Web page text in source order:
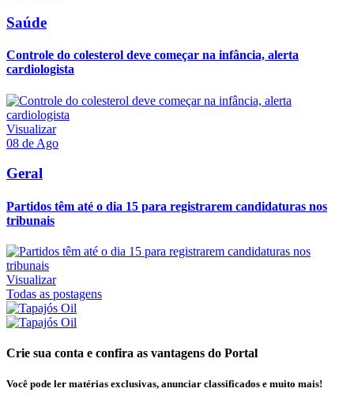
Saúde
Controle do colesterol deve começar na infância, alerta
cardiologista
Visualizar
08 de Ago
Geral
Partidos têm até o dia 15 para registrarem candidaturas nos
tribunais
Visualizar
Todas as postagens
Crie sua conta e confira as vantagens do Portal
Você pode ler matérias exclusivas, anunciar classificados e muito mais!